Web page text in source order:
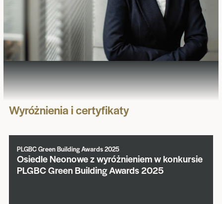
Wyróżnienia i certyfikaty
PLGBC Green Building Awards 2025
Osiedle Neonowe z wyróżnieniem w konkursie
PLGBC Green Building Awards 2025